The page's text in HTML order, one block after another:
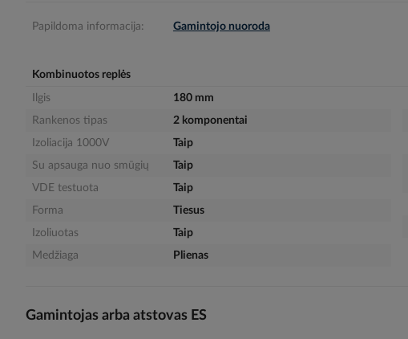
Papildoma informacija: Gamintojo nuoroda
Kombinuotos replės
Ilgis
180 mm
Rankenos tipas
2 komponentai
Izoliacija 1000V
Taip
Su apsauga nuo smūgių
Taip
VDE testuota
Taip
Forma
Tiesus
Izoliuotas
Taip
Medžiaga
Plienas
Gamintojas arba atstovas ES